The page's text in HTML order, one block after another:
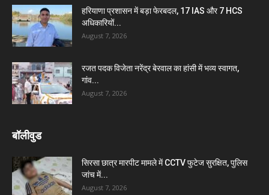
हरियाणा प्रशासन में बड़ा फेरबदल, 17 IAS और 7 HCS
अधिकारियों...
August 7, 2026
रजत पदक विजेता नरेंद्र बेरवाल का हांसी में भव्य स्वागत,
गांव...
August 7, 2026
बॉलीवुड
सिरसा छात्र मारपीट मामले में CCTV फुटेज सुरक्षित, पुलिस
जांच में...
August 7, 2026